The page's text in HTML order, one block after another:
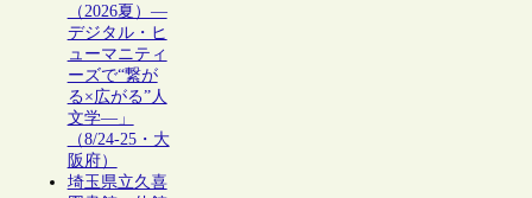
（2026夏）―
デジタル・ヒ
ューマニティ
ーズで“繋が
る×広がる”人
文学―」
（8/24-25・大
阪府）
埼玉県立久喜